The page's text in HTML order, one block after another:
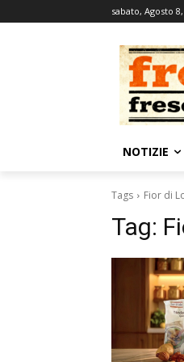
sabato, Agosto
NOTIZIE
Tags Fior di
Tag: